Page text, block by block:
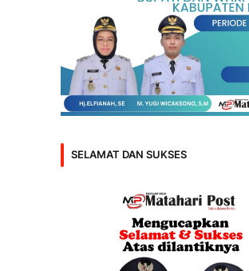
SELAMAT DAN SUKSES